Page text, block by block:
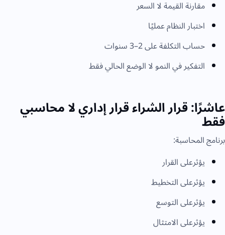
مقارنة القيمة لا السعر
اختبار النظام عمليًا
حساب التكلفة على 2–3 سنوات
التفكير في النمو لا الوضع الحالي فقط
عاشرًا: قرار الشراء قرار إداري لا محاسبي
فقط
برنامج المحاسبة:
يؤثرعلى القرار
يؤثرعلى التخطيط
يؤثرعلى التوسع
يؤثرعلى الامتثال